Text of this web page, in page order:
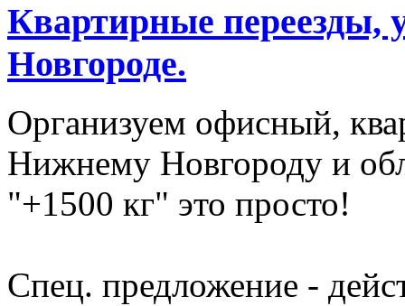
Квартирные переезды,
Новгороде.
Организуем офисный,
Нижнему Новгороду и
"+1500 кг" это просто!
Спец. предложение -